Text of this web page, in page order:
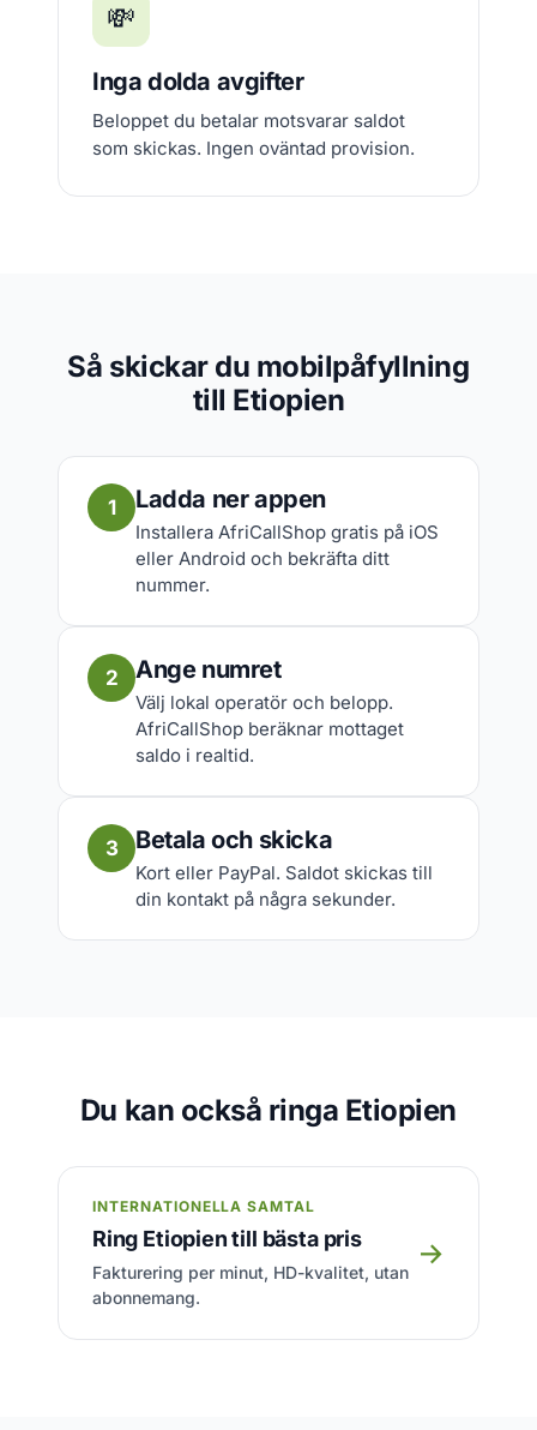
💸
Inga dolda avgifter
Beloppet du betalar motsvarar saldot
som skickas. Ingen oväntad provision.
Så skickar du mobilpåfyllning
till Etiopien
1 Ladda ner appen
Installera AfriCallShop gratis på iOS
eller Android och bekräfta ditt
nummer.
2 Ange numret
Välj lokal operatör och belopp.
AfriCallShop beräknar mottaget
saldo i realtid.
3 Betala och skicka
Kort eller PayPal. Saldot skickas till
din kontakt på några sekunder.
Du kan också ringa Etiopien
INTERNATIONELLA SAMTAL
Ring Etiopien till bästa pris
Fakturering per minut, HD-kvalitet, utan
abonnemang.
→